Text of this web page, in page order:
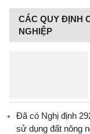
CÁC QUY ĐỊNH
NGHIỆP
Đã có Nghị định
sử dụng đất nông